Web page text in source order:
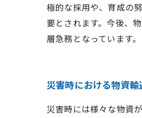
極的な採用や、育成の
要とされます。今後、
層急務となっています。
災害時における物資
災害時には様々な物資